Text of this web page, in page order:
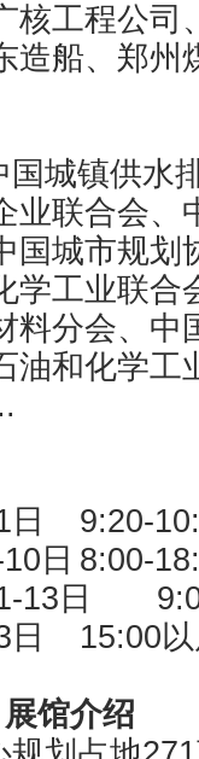
核工程公司
造船、郑州
国城镇供水
业联合会、
国城市规划
学工业联合
料分会、中
油和化学工
日
9:20-
日 8:00-
13日
日 15:00
展馆介绍